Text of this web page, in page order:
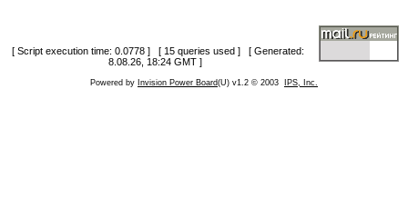
[ Script execution time: 0.0778 ] [ 15 queries used ] [ Generated:
8.08.26, 18:24 GMT ]
Powered by Invision Power Board(U) v1.2 © 2003 IPS, Inc.